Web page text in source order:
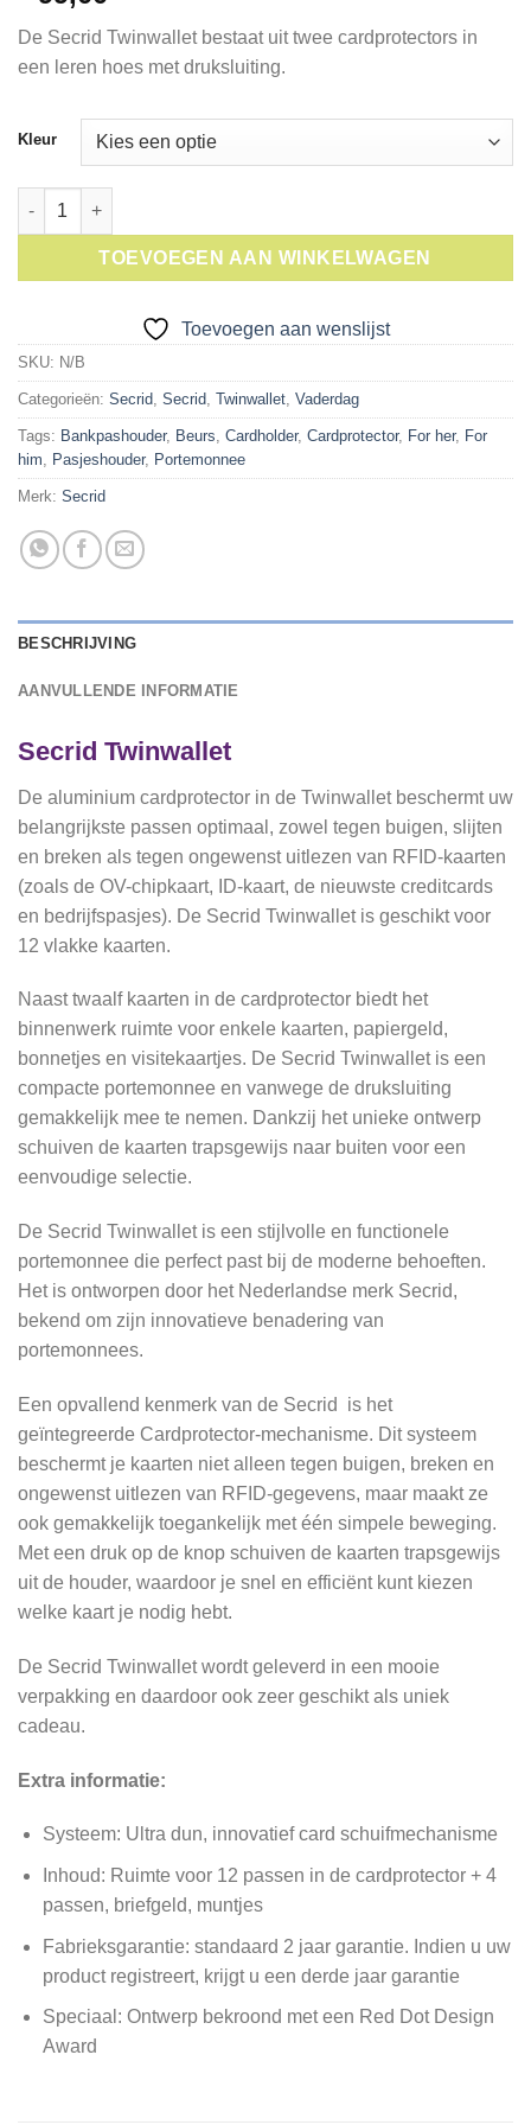
De Secrid Twinwallet bestaat uit twee cardprotectors in
een leren hoes met druksluiting.
Kleur
Secrid Twinwallet aantal
TOEVOEGEN AAN WINKELWAGEN
Toevoegen aan wenslijst
SKU: N/B
Categorieën: Secrid, Secrid, Twinwallet, Vaderdag
Tags: Bankpashouder, Beurs, Cardholder, Cardprotector, For her, For
him, Pasjeshouder, Portemonnee
Merk: Secrid
BESCHRIJVING
AANVULLENDE INFORMATIE
Secrid Twinwallet
De aluminium cardprotector in de Twinwallet beschermt uw
belangrijkste passen optimaal, zowel tegen buigen, slijten
en breken als tegen ongewenst uitlezen van RFID-kaarten
(zoals de OV-chipkaart, ID-kaart, de nieuwste creditcards
en bedrijfspasjes). De Secrid Twinwallet is geschikt voor
12 vlakke kaarten.
Naast twaalf kaarten in de cardprotector biedt het
binnenwerk ruimte voor enkele kaarten, papiergeld,
bonnetjes en visitekaartjes. De Secrid Twinwallet is een
compacte portemonnee en vanwege de druksluiting
gemakkelijk mee te nemen. Dankzij het unieke ontwerp
schuiven de kaarten trapsgewijs naar buiten voor een
eenvoudige selectie.
De Secrid Twinwallet is een stijlvolle en functionele
portemonnee die perfect past bij de moderne behoeften.
Het is ontworpen door het Nederlandse merk Secrid,
bekend om zijn innovatieve benadering van
portemonnees.
Een opvallend kenmerk van de Secrid is het
geïntegreerde Cardprotector-mechanisme. Dit systeem
beschermt je kaarten niet alleen tegen buigen, breken en
ongewenst uitlezen van RFID-gegevens, maar maakt ze
ook gemakkelijk toegankelijk met één simpele beweging.
Met een druk op de knop schuiven de kaarten trapsgewijs
uit de houder, waardoor je snel en efficiënt kunt kiezen
welke kaart je nodig hebt.
De Secrid Twinwallet wordt geleverd in een mooie
verpakking en daardoor ook zeer geschikt als uniek
cadeau.
Extra informatie:
Systeem: Ultra dun, innovatief card schuifmechanisme
Inhoud: Ruimte voor 12 passen in de cardprotector + 4
passen, briefgeld, muntjes
Fabrieksgarantie: standaard 2 jaar garantie. Indien u uw
product registreert, krijgt u een derde jaar garantie
Speciaal: Ontwerp bekroond met een Red Dot Design
Award